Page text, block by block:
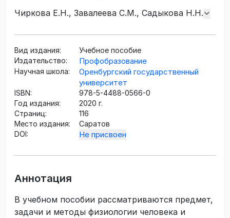
Чиркова Е.Н., Завалеева С.М., Садыкова Н.Н.
Вид издания:
Учебное пособие
Издательство:
Профобразование
Научная школа:
Оренбургский государственный
университет
ISBN:
978-5-4488-0566-0
Год издания:
2020 г.
Страниц:
116
Место издания:
Саратов
DOI:
Не присвоен
Аннотация
В учебном пособии рассматриваются предмет,
задачи и методы физиологии человека и